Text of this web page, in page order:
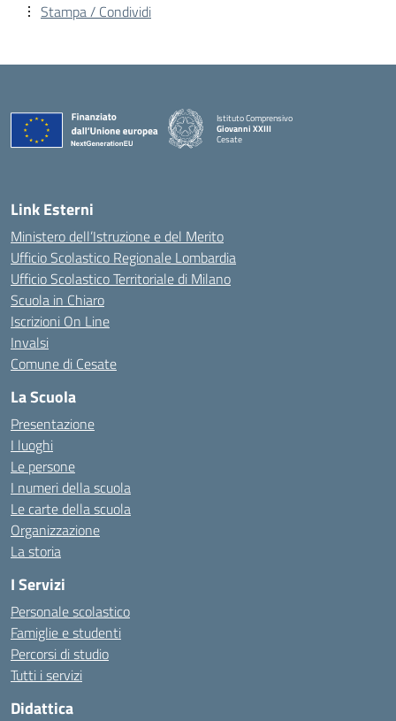
Stampa / Condividi
Istituto Comprensivo
Giovanni XXIII
Cesate
Link Esterni
Ministero dell’Istruzione e del Merito
Ufficio Scolastico Regionale Lombardia
Ufficio Scolastico Territoriale di Milano
Scuola in Chiaro
Iscrizioni On Line
Invalsi
Comune di Cesate
La Scuola
Presentazione
I luoghi
Le persone
I numeri della scuola
Le carte della scuola
Organizzazione
La storia
I Servizi
Personale scolastico
Famiglie e studenti
Percorsi di studio
Tutti i servizi
Didattica